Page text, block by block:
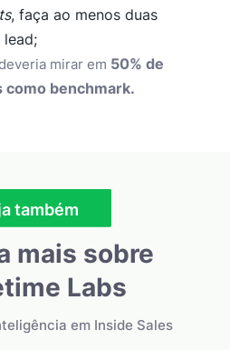
, faça ao menos duas
lead;
mirar em 50% de
como benchmark.
também
mais sobre
Labs
em Inside Sales